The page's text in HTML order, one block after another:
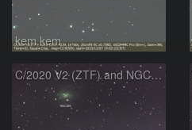
kem.kem
C/2020 V2 (ZTF) and NGC300